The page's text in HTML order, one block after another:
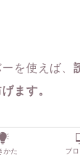
を使えば、
ます。
い理由は、
響している
かた ブ